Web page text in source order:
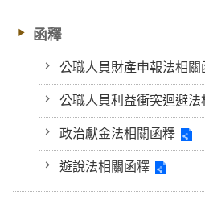
函釋
公職人員財產申報法相關
公職人員利益衝突迴避法
政治獻金法相關函釋
遊說法相關函釋